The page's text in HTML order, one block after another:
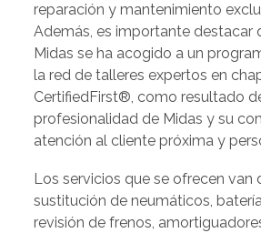
reparación y mantenimiento
Además, es importante destacar
Midas se ha acogido a un
la red de talleres expertos en
CertifiedFirst®, como resultado
profesionalidad de Midas y su
atención al cliente próxima y
Los servicios que se ofrecen van
sustitución de neumáticos,
revisión de frenos,